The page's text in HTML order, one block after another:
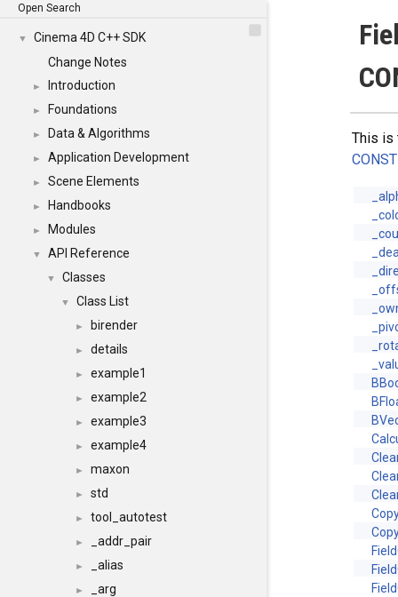
Open Search
▼
Cinema 4D C++ SDK
Change Notes
► Introduction
► Foundations
► Data & Algorithms
► Application Development
► Scene Elements
► Handbooks
► Modules
▼ API Reference
▼ Classes
▼ Class List
► birender
► details
► example1
► example2
► example3
► example4
► maxon
► std
► tool_autotest
► _addr_pair
► _alias
► _arg
This